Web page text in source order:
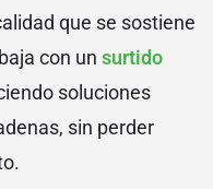
que se sostiene
con un surtido
soluciones
sin perder